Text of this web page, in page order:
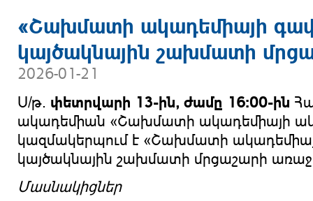
«Շախմատի ակադեմիայի
կայծակնային շախմատի
2026-01-21
Ս/թ. փետրվարի 13-ին, ժամը 16:00-ին
ակադեմիան «Շախմատի ակադեմիայի
կազմակերպում է «Շախմատի
կայծակնային շախմատի մրցաշարի
Մասնակիցներ